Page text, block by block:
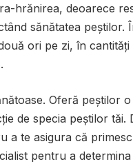
hrănirea, deoarece
sănătatea peștilor.
ori pe zi, în
Oferă peștilor
de specia peștilor tăi.
a te asigura că
pentru a